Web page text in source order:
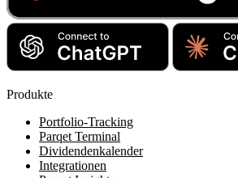
Produkte
Portfolio-Tracking
Parqet Terminal
Dividendenkalender
Integrationen